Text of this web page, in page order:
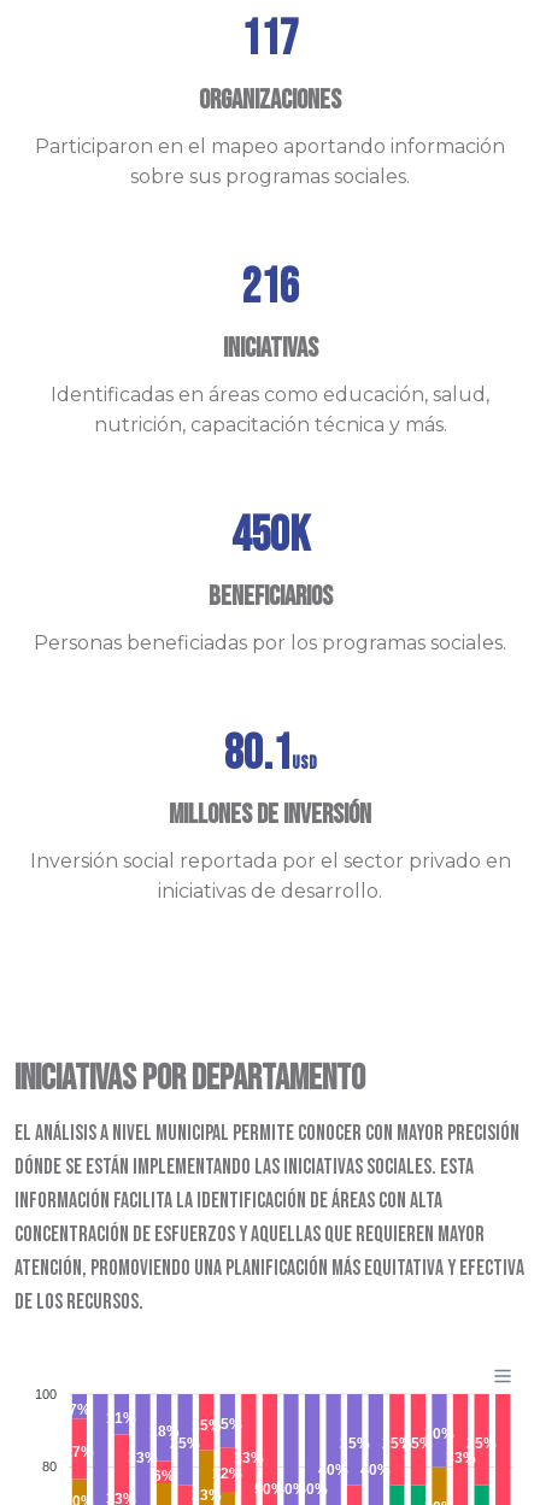
117
Organizaciones
Participaron en el mapeo aportando información
sobre sus programas sociales.
216
Iniciativas
Identificadas en áreas como educación, salud,
nutrición, capacitación técnica y más.
450K
Beneficiarios
Personas beneficiadas por los programas sociales.
80.1usd
Millones de inversión
Inversión social reportada por el sector privado en
iniciativas de desarrollo.
Iniciativas por Departamento
El análisis a nivel municipal permite conocer con mayor precisión
dónde se están implementando las iniciativas sociales. Esta
información facilita la identificación de áreas con alta
concentración de esfuerzos y aquellas que requieren mayor
atención, promoviendo una planificación más equitativa y efectiva
de los recursos.
100
80
10% 23%
17%
33%
6%
15%
12%
33%
50%
25%25%
33%
25%
7% 11%
33%
18%
25%
15%
50%50%
40%
25%
40%
20%